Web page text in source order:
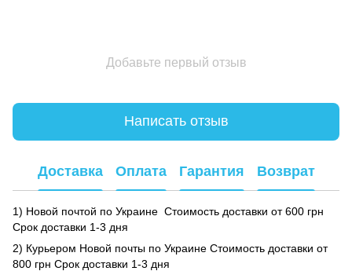
Добавьте первый отзыв
Написать отзыв
Доставка Оплата Гарантия Возврат
1) Новой почтой по Украине Стоимость доставки от 600 грн
Срок доставки 1-3 дня
2) Курьером Новой почты по Украине Стоимость доставки от
800 грн Срок доставки 1-3 дня